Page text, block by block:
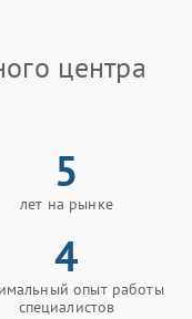
центра
5
лет на рынке
4
опыт работы
специалистов